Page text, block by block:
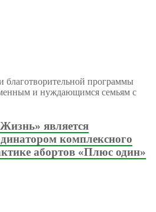
благотворительной программы
и нуждающимся семьям с
является
комплексного
абортов «Плюс один»